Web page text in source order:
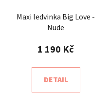
Maxi ledvinka Big Love -
Nude
1 190 Kč
DETAIL